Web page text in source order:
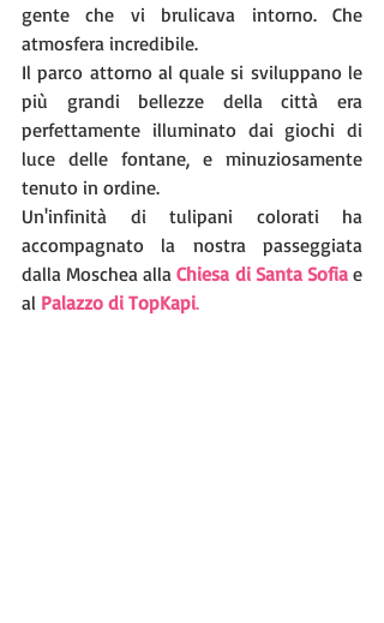
gente che vi brulicava intorno. Che
atmosfera incredibile.
Il parco attorno al quale si sviluppano le
più grandi bellezze della città era
perfettamente illuminato dai giochi di
luce delle fontane, e minuziosamente
tenuto in ordine.
Un'infinità di tulipani colorati ha
accompagnato la nostra passeggiata
dalla Moschea alla Chiesa di Santa Sofia e
al Palazzo di TopKapi.